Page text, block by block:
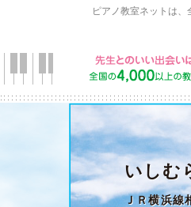
ピアノ教室ネットは
いしむ
ＪＲ横浜線